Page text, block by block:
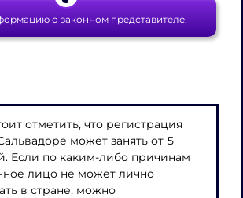
о законном представителе.
отметить, что регистрация
может занять от 5
Если по каким-либо причинам
лицо не может лично
в стране, можно